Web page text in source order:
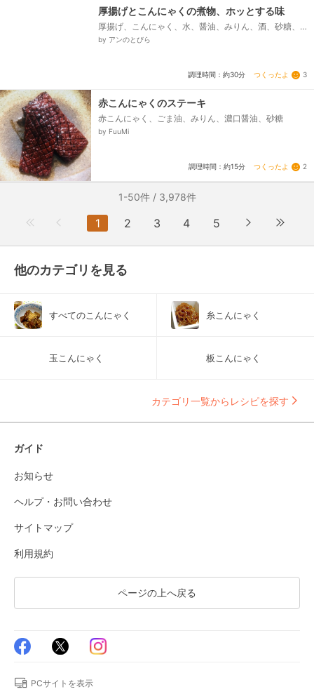
厚揚げとこんにゃくの煮物、ホッとする味
厚揚げ、こんにゃく、水、醤油、みりん、酒、砂糖、
本だし
by アンのとびら
調理時間：約30分 つくったよ 3
赤こんにゃくのステーキ
赤こんにゃく、ごま油、みりん、濃口醤油、砂糖
by FuuMi
調理時間：約15分 つくったよ 2
1-50件 / 3,978件
1 2 3 4 5
他のカテゴリを見る
すべてのこんにゃく 糸こんにゃく
玉こんにゃく 板こんにゃく
カテゴリ一覧からレシピを探す
ガイド
お知らせ
ヘルプ・お問い合わせ
サイトマップ
利用規約
ページの上へ戻る
PCサイトを表示